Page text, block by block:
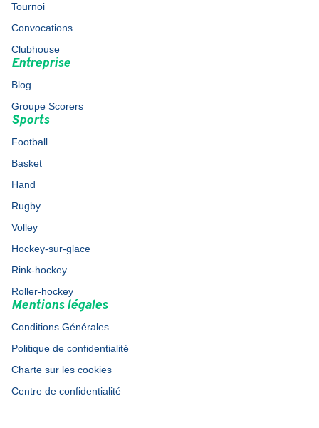
Tournoi
Convocations
Clubhouse
Entreprise
Blog
Groupe Scorers
Sports
Football
Basket
Hand
Rugby
Volley
Hockey-sur-glace
Rink-hockey
Roller-hockey
Mentions légales
Conditions Générales
Politique de confidentialité
Charte sur les cookies
Centre de confidentialité